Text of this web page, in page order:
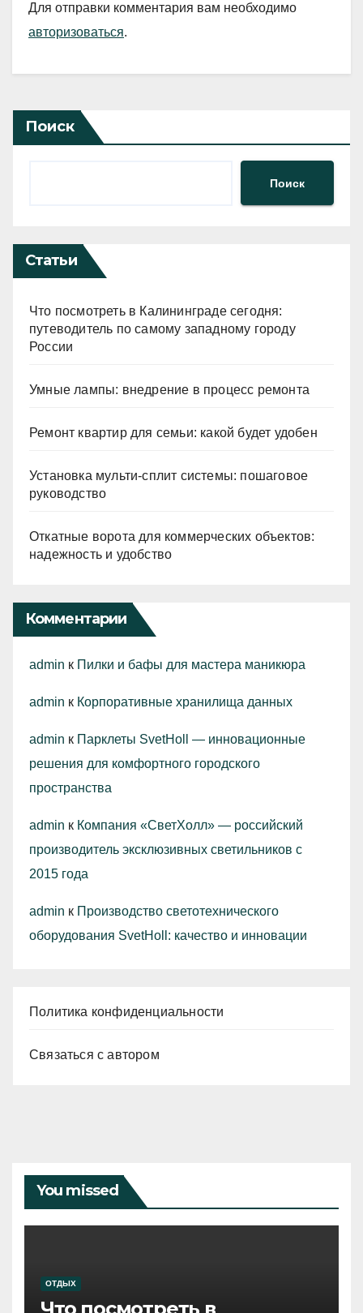
Для отправки комментария вам необходимо
авторизоваться.
Поиск
Поиск
Статьи
Что посмотреть в Калининграде сегодня:
путеводитель по самому западному городу
России
Умные лампы: внедрение в процесс ремонта
Ремонт квартир для семьи: какой будет удобен
Установка мульти-сплит системы: пошаговое
руководство
Откатные ворота для коммерческих объектов:
надежность и удобство
Комментарии
admin к Пилки и бафы для мастера маникюра
admin к Корпоративные хранилища данных
admin к Парклеты SvetHoll — инновационные
решения для комфортного городского
пространства
admin к Компания «СветХолл» — российский
производитель эксклюзивных светильников с
2015 года
admin к Производство светотехнического
оборудования SvetHoll: качество и инновации
Политика конфиденциальности
Связаться с автором
You missed
ОТДЫХ